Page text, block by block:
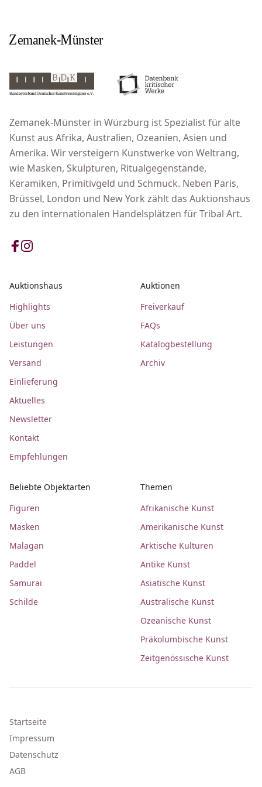
Zemanek-Münster in Würzburg ist Spezialist für alte
Kunst aus Afrika, Australien, Ozeanien, Asien und
Amerika. Wir versteigern Kunstwerke von Weltrang,
wie Masken, Skulpturen, Ritualgegenstände,
Keramiken, Primitivgeld und Schmuck. Neben Paris,
Brüssel, London und New York zählt das Auktionshaus
zu den internationalen Handelsplätzen für Tribal Art.
Auktionshaus
Highlights
Über uns
Leistungen
Versand
Einlieferung
Aktuelles
Newsletter
Kontakt
Empfehlungen
Auktionen
Freiverkauf
FAQs
Katalogbestellung
Archiv
Beliebte Objektarten
Figuren
Masken
Malagan
Paddel
Samurai
Schilde
Themen
Afrikanische Kunst
Amerikanische Kunst
Arktische Kulturen
Antike Kunst
Asiatische Kunst
Australische Kunst
Ozeanische Kunst
Präkolumbische Kunst
Zeitgenössische Kunst
Startseite
Impressum
Datenschutz
AGB